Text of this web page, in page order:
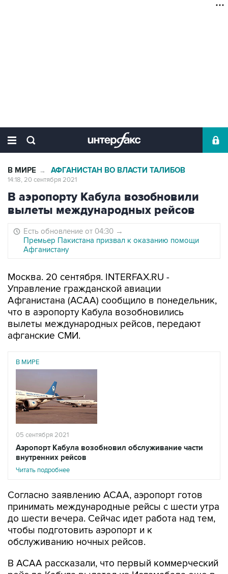
В МИРЕ → АФГАНИСТАН ВО ВЛАСТИ ТАЛИБОВ
14:18, 20 сентября 2021
В аэропорту Кабула возобновили
вылеты международных рейсов
Есть обновление от 04:30 →
Премьер Пакистана призвал к оказанию помощи
Афганистану
Москва. 20 сентября. INTERFAX.RU -
Управление гражданской авиации
Афганистана (ACAA) сообщило в понедельник,
что в аэропорту Кабула возобновились
вылеты международных рейсов, передают
афганские СМИ.
В МИРЕ
05 сентября 2021
Аэропорт Кабула возобновил обслуживание части
внутренних рейсов
Читать подробнее
Согласно заявлению ACAA, аэропорт готов
принимать международные рейсы с шести утра
до шести вечера. Сейчас идет работа над тем,
чтобы подготовить аэропорт и к
обслуживанию ночных рейсов.
В ACAA рассказали, что первый коммерческий